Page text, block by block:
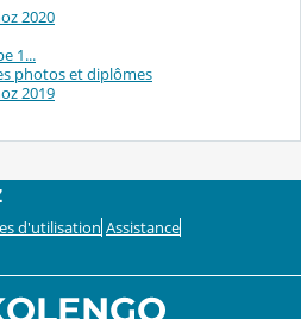
2020
1...
photos et diplômes
2019
d'utilisation Assistance